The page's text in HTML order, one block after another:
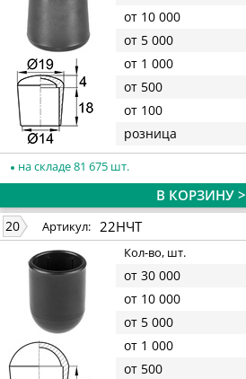
от 10 000
от 5 000
от 1 000
от 500
от 100
розница
на складе 81 675 шт.
В КОРЗИНУ >
20 Артикул: 22НЧТ
Кол-во, шт.
от 30 000
от 10 000
от 5 000
от 1 000
от 500